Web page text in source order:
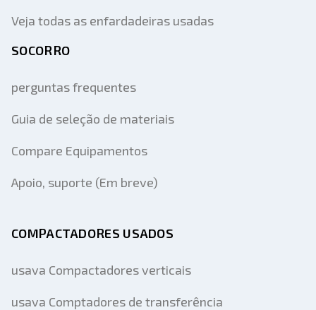
Veja todas as enfardadeiras usadas
SOCORRO
perguntas frequentes
Guia de seleção de materiais
Compare Equipamentos
Apoio, suporte (Em breve)
COMPACTADORES USADOS
usava Compactadores verticais
usava Comptadores de transferência